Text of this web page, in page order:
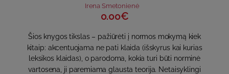
Irena Smetonienė
0.00€
Šios knygos tikslas – pažiūrėti į normos mokymą kiek
kitaip: akcentuojama ne pati klaida (išskyrus kai kurias
leksikos klaidas), o parodoma, kokia turi būti norminė
vartosena, ji paremiama glausta teorija. Netaisyklingi